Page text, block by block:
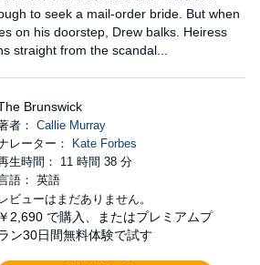
to seek a mail-order bride. But when
on his doorstep, Drew balks. Heiress
straight from the scandal...
Brunswick
者： Callie Murray
レーター：
Kate Forbes
生時間： 11 時間 38 分
語： 英語
レビューはまだありません。
￥2,690 で購入、またはプレミアムプ
ン30日間無料体験で試す